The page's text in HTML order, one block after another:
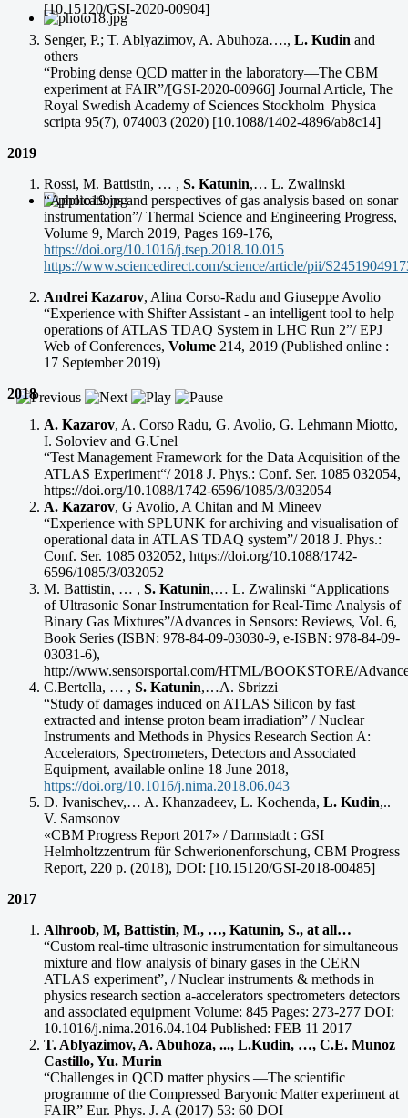
[10.15120/GSI-2020-00904]
Senger, P.; T. Ablyazimov, A. Abuhoza…., L. Kudin and
others
“Probing dense QCD matter in the laboratory—The CBM
experiment at FAIR”/[GSI-2020-00966] Journal Article, The
Royal Swedish Academy of Sciences Stockholm Physica
scripta 95(7), 074003 (2020) [10.1088/1402-4896/ab8c14]
2019
Rossi, M. Battistin, … , S. Katunin,… L. Zwalinski
“Applications and perspectives of gas analysis based on sonar
instrumentation”/ Thermal Science and Engineering Progress,
Volume 9, March 2019, Pages 169-176,
https://doi.org/10.1016/j.tsep.2018.10.015
https://www.sciencedirect.com/science/article/pii/
Andrei Kazarov, Alina Corso-Radu and Giuseppe Avolio
“Experience with Shifter Assistant - an intelligent tool to help
operations of ATLAS TDAQ System in LHC Run 2”/ EPJ
Web of Conferences, Volume 214, 2019 (Published online :
17 September 2019)
2018
A. Kazarov, A. Corso Radu, G. Avolio, G. Lehmann Miotto,
I. Soloviev and G.Unel
“Test Management Framework for the Data Acquisition of the
ATLAS Experiment“/ 2018 J. Phys.: Conf. Ser. 1085 032054,
https://doi.org/10.1088/1742-6596/1085/3/032054
A. Kazarov, G Avolio, A Chitan and M Mineev
“Experience with SPLUNK for archiving and visualisation of
operational data in ATLAS TDAQ system”/ 2018 J. Phys.:
Conf. Ser. 1085 032052, https://doi.org/10.1088/1742-
6596/1085/3/032052
M. Battistin, … , S. Katunin,… L. Zwalinski “Applications
of Ultrasonic Sonar Instrumentation for Real-Time Analysis of
Binary Gas Mixtures”/Advances in Sensors: Reviews, Vol. 6,
Book Series (ISBN: 978-84-09-03030-9, e-ISBN: 978-84-09-
03031-6),
http://www.sensorsportal.com/HTML/BOOKSTORE/
C.Bertella, … , S. Katunin,…A. Sbrizzi
“Study of damages induced on ATLAS Silicon by fast
extracted and intense proton beam irradiation” / Nuclear
Instruments and Methods in Physics Research Section A:
Accelerators, Spectrometers, Detectors and Associated
Equipment, available online 18 June 2018,
https://doi.org/10.1016/j.nima.2018.06.043
D. Ivanischev,… A. Khanzadeev, L. Kochenda, L. Kudin,..
V. Samsonov
«CBM Progress Report 2017» / Darmstadt : GSI
Helmholtzzentrum für Schwerionenforschung, CBM Progress
Report, 220 p. (2018), DOI: [10.15120/GSI-2018-00485]
2017
Alhroob, M, Battistin, M., …, Katunin, S., at all…
“Custom real-time ultrasonic instrumentation for simultaneous
mixture and flow analysis of binary gases in the CERN
ATLAS experiment”, / Nuclear instruments & methods in
physics research section a-accelerators spectrometers detectors
and associated equipment Volume: 845 Pages: 273-277 DOI:
10.1016/j.nima.2016.04.104 Published: FEB 11 2017
T. Ablyazimov, A. Abuhoza, ..., L.Kudin, …, C.E. Munoz
Castillo, Yu. Murin
“Challenges in QCD matter physics —The scientific
programme of the Compressed Baryonic Matter experiment at
FAIR” Eur. Phys. J. A (2017) 53: 60 DOI